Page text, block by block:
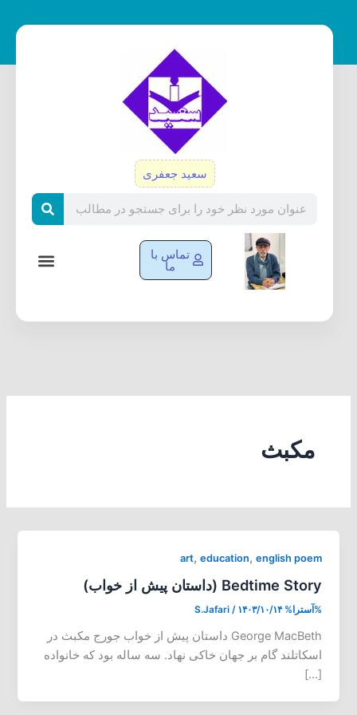
سعید جعفری
تماس با
ما
مکبث
art, education, english poem
Bedtime Story (داستان پیش از خواب)
%آسترا% S.Jafari / ۱۴۰۳/۱۰/۱۴
George MacBeth داستان پیش از خواب جورج مکبث در
اسکاتلند گام بر جهان خاکی نهاد. سه ساله بود که خانواده
[…]